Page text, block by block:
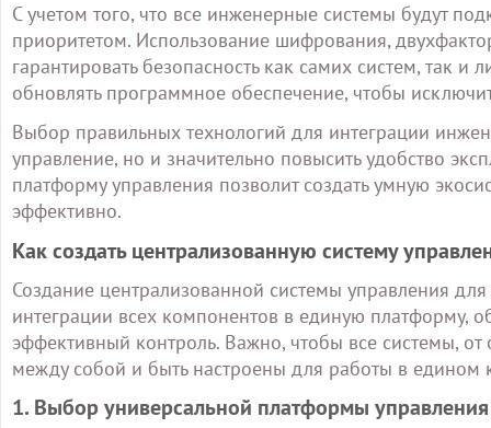
С учетом того, что все инженерные системы будут
приоритетом. Использование шифрования,
гарантировать безопасность как самих систем, так
обновлять программное обеспечение, чтобы
Выбор правильных технологий для интеграции
управление, но и значительно повысить удобство
платформу управления позволит создать умную
эффективно.
Как создать централизованную систему
Создание централизованной системы управления
интеграции всех компонентов в единую платформу,
эффективный контроль. Важно, чтобы все системы,
между собой и быть настроены для работы в едином
1. Выбор универсальной платформы управления